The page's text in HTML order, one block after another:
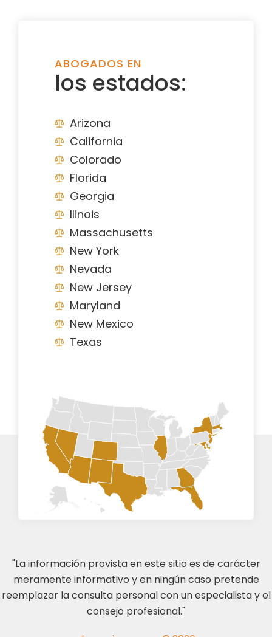
ABOGADOS EN
los estados:
Arizona
California
Colorado
Florida
Georgia
Ilinois
Massachusetts
New York
Nevada
New Jersey
Maryland
New Mexico
Texas
"La información provista en este sitio es de carácter
meramente informativo y en ningún caso pretende
reemplazar la consulta personal con un especialista y el
consejo profesional."